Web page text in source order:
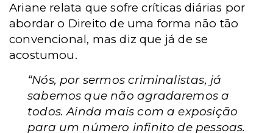
Ariane relata que sofre críticas diárias por
abordar o Direito de uma forma não tão
convencional, mas diz que já de se
acostumou.
“Nós, por sermos criminalistas, já
sabemos que não agradaremos a
todos. Ainda mais com a exposição
para um número infinito de pessoas.